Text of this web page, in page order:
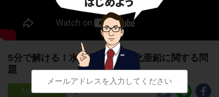
5分で解ける！水酸化亜鉛と硫化亜鉛に関する問
題
9